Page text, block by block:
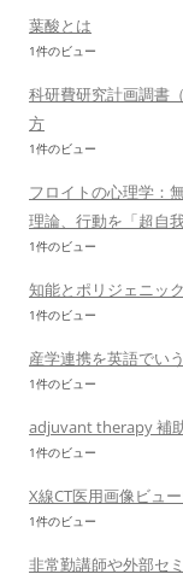
葉酸とは
1件のビュー
科研費研究計画調書
方
1件のビュー
フロイトの心理学：
理論、行動を「超自
1件のビュー
知能とポリジェニッ
1件のビュー
産学連携を英語でい
1件のビュー
adjuvant therapy 補
1件のビュー
X線CT医用画像ビュ
1件のビュー
非常勤講師や外部セ